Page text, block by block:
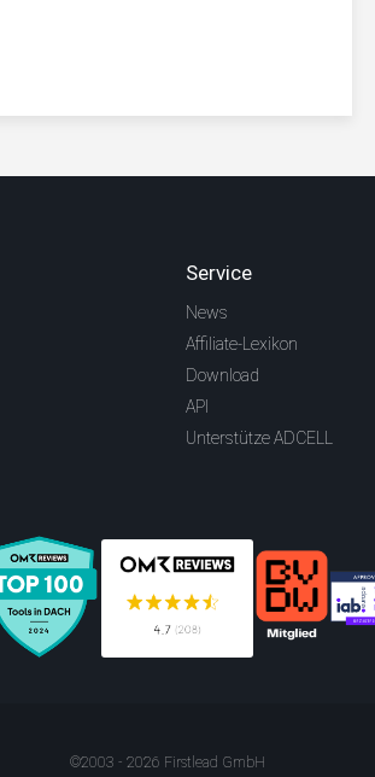
Service
News
Affiliate-Lexikon
Download
API
Unterstütze ADCELL
©2003 - 2026 Firstlead GmbH